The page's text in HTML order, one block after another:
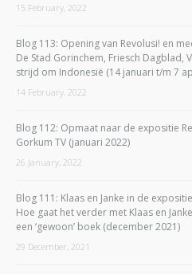
15 February, 2022
Blog 113: Opening van Revolusi! en
De Stad Gorinchem, Friesch Dagblad,
strijd om Indonesië (14 januari t/m 7
14 February, 2022
Blog 112: Opmaat naar de expositie
Gorkum TV (januari 2022)
26 January, 2022
Blog 111: Klaas en Janke in de
Hoe gaat het verder met Klaas en
een ‘gewoon’ boek (december 2021)
29 December, 2021